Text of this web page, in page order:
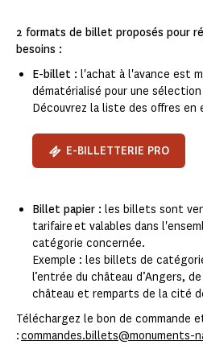
2 formats de billet proposés pour
besoins :
E-billet : l'achat à l'avance est
dématérialisé pour une
Découvrez la liste des offres
E-BILLETTERIE PRO
Billet papier : les billets sont
tarifaire et valables dans
catégorie concernée.
Exemple : les billets de
l’entrée du château d’Angers,
château et remparts de la cité
Téléchargez le bon de commande
:commandes.billets@monuments-